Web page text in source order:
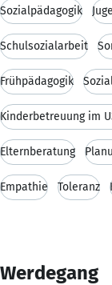
Sozialpädagogik
Schulsozialarbeit
Frühpädagogik
Kinderbetreuung im
Elternberatung
Empathie Toleranz
Werdegang